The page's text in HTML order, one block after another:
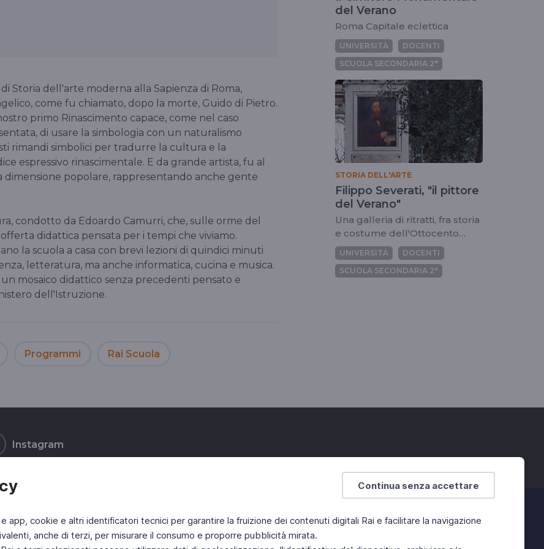
Continua senza accettare
app, cookie e altri identificatori tecnici per garantire la fruizione dei contenuti digitali Rai e facilitare la navigazione
anche di terzi, per misurare il consumo e proporre pubblicità mirata.
Storia dell'arte moderna alla Sapienza di Roma,
come fu chiamato, dopo la morte, Guido di Pietro.
primo Rinascimento capace, come nel caso
di usare la simbologia con un naturalismo
rimandi simbolici per tradurre la cultura e la
espressivo rinascimentale. E da grande artista, fu al
popolare, rappresentando anche gente
condotto da Edoardo Camurri, che, sulle orme del
didattica pensata per i tempi che viviamo.
la scuola a casa con brevi lezioni di quindici minuti
letteratura, ma anche informatica, cucina e musica.
mosaico didattico senza precedenti pensato e
dell'Istruzione.
Programmi Rai Scuola
del Verano
Roma Capitale eclettica
UNIVERSITÀ
DOCENTI
SCUOLA SECONDARIA 2°
STORIA DELL'ARTE
Filippo Severati, "il pittore
del Verano"
Una galleria di ritratti, fra storia
e costume dell'Ottocento
romano
UNIVERSITÀ
DOCENTI
SCUOLA SECONDARIA 2°
Instagram